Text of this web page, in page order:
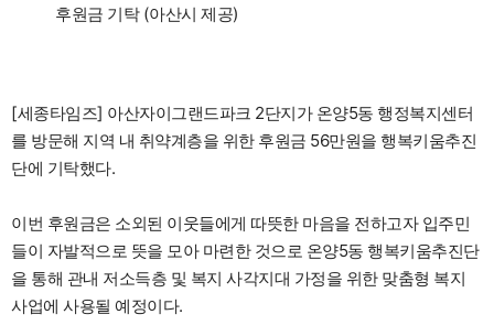
후원금 기탁 (아산시 제공)
[세종타임즈] 아산자이그랜드파크 2단지가 온양5동 행정복지센터
를 방문해 지역 내 취약계층을 위한 후원금 56만원을 행복키움추진
단에 기탁했다.
이번 후원금은 소외된 이웃들에게 따뜻한 마음을 전하고자 입주민
들이 자발적으로 뜻을 모아 마련한 것으로 온양5동 행복키움추진단
을 통해 관내 저소득층 및 복지 사각지대 가정을 위한 맞춤형 복지
사업에 사용될 예정이다.